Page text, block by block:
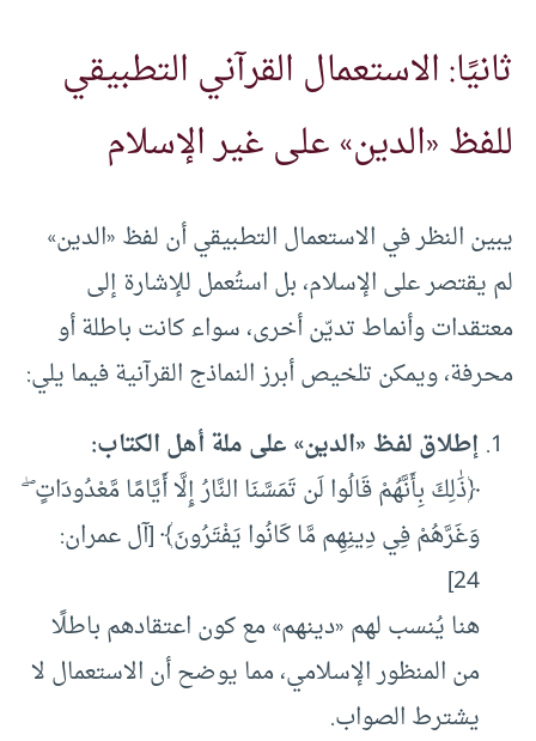
ثانيًا: الاستعمال القرآني التطبيقي
للفظ «الدين» على غير الإسلام
يبين النظر في الاستعمال التطبيقي أن لفظ «الدين»
لم يقتصر على الإسلام، بل استُعمل للإشارة إلى
معتقدات وأنماط تديّن أخرى، سواء كانت باطلة أو
محرفة، ويمكن تلخيص أبرز النماذج القرآنية فيما يلي:
إطلاق لفظ «الدين» على ملة أهل الكتاب:
﴿ذَٰلِكَ بِأَنَّهُمْ قَالُوا لَن تَمَسَّنَا النَّارُ إِلَّا أَيَّامًا مَّعْدُودَاتٍ ۖ
وَغَرَّهُمْ فِي دِينِهِم مَّا كَانُوا يَفْتَرُونَ﴾ [آل عمران:
24]
هنا يُنسب لهم «دينهم» مع كون اعتقادهم باطلًا
من المنظور الإسلامي، مما يوضح أن الاستعمال لا
يشترط الصواب.